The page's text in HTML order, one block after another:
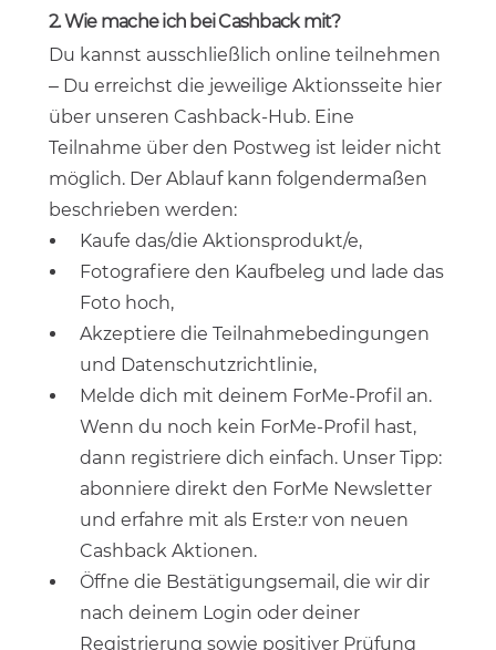
2. Wie mache ich bei Cashback mit?
Du kannst ausschließlich online teilnehmen
– Du erreichst die jeweilige Aktionsseite hier
über unseren Cashback-Hub. Eine
Teilnahme über den Postweg ist leider nicht
möglich. Der Ablauf kann folgendermaßen
beschrieben werden:
Kaufe das/die Aktionsprodukt/e,
Fotografiere den Kaufbeleg und lade das
Foto hoch,
Akzeptiere die Teilnahmebedingungen
und Datenschutzrichtlinie,
Melde dich mit deinem ForMe-Profil an.
Wenn du noch kein ForMe-Profil hast,
dann registriere dich einfach. Unser Tipp:
abonniere direkt den ForMe Newsletter
und erfahre mit als Erste:r von neuen
Cashback Aktionen.
Öffne die Bestätigungsemail, die wir dir
nach deinem Login oder deiner
Registrierung sowie positiver Prüfung